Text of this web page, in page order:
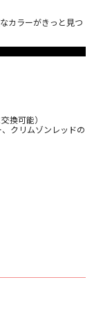
カラーがきっと見つ
換可能）
クリムゾンレッドの